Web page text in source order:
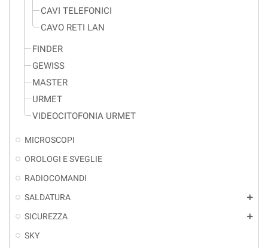
CAVI TELEFONICI
CAVO RETI LAN
FINDER
GEWISS
MASTER
URMET
VIDEOCITOFONIA URMET
MICROSCOPI
OROLOGI E SVEGLIE
RADIOCOMANDI
SALDATURA
add
SICUREZZA add
SKY